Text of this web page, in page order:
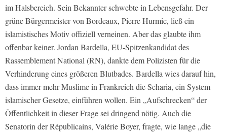
im Halsbereich. Sein Bekannter schwebte in Lebensgefahr. Der
grüne Bürgermeister von Bordeaux, Pierre Hurmic, ließ ein
islamistisches Motiv offiziell verneinen. Aber das glaubte ihm
offenbar keiner. Jordan Bardella, EU-Spitzenkandidat des
Rassemblement National (RN), dankte dem Polizisten für die
Verhinderung eines größeren Blutbades. Bardella wies darauf hin,
dass immer mehr Muslime in Frankreich die Scharia, ein System
islamischer Gesetze, einführen wollen. Ein „Aufschrecken“ der
Öffentlichkeit in dieser Frage sei dringend nötig. Auch die
Senatorin der Républicains, Valérie Boyer, fragte, wie lange „die